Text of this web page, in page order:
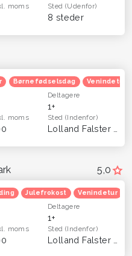
moms Sted(Udenfor)
8 steder
Børnefødselsdag Venindetur
Deltagere
1+
moms Sted(Indenfor)
5,0
Julefrokost Venindetur
Deltagere
1+
moms Sted(Indenfor)